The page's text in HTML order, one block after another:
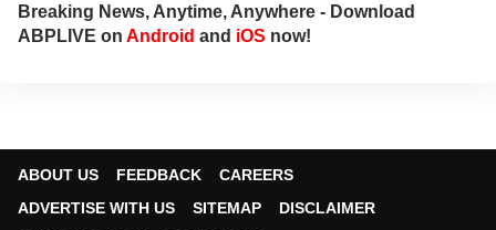
Breaking News, Anytime, Anywhere - Download
ABPLIVE on Android and iOS now!
ABOUT US FEEDBACK
CAREERS
ADVERTISE WITH US
SITEMAP
DISCLAIMER